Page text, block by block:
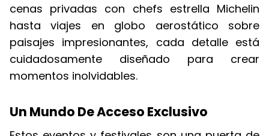
cenas privadas con chefs estrella Michelin
hasta viajes en globo aerostático sobre
paisajes impresionantes, cada detalle está
cuidadosamente diseñado para crear
momentos inolvidables.
Un Mundo De Acceso Exclusivo